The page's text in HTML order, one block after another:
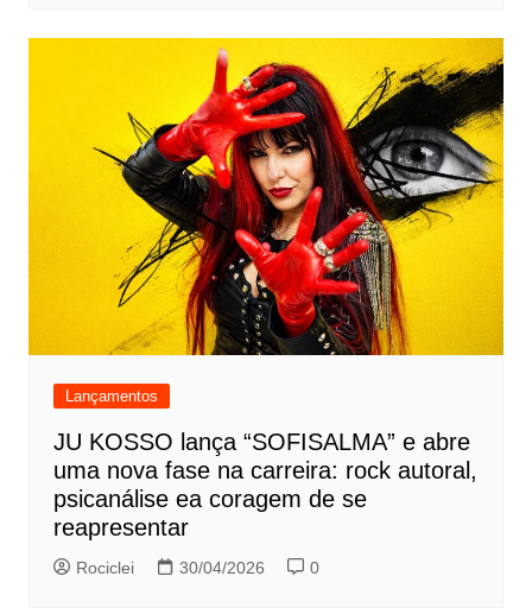
Lançamentos
JU KOSSO lança “SOFISALMA” e abre
uma nova fase na carreira: rock autoral,
psicanálise ea coragem de se
reapresentar
Rociclei 30/04/2026 0